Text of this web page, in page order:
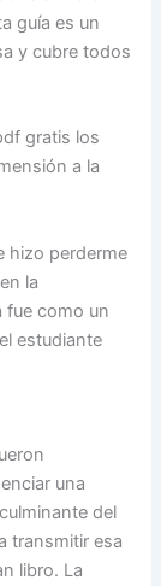
guía es un
y cubre todos
gratis los
a la
hizo perderme
la
fue como un
estudiante
una
del
transmitir esa
libro. La